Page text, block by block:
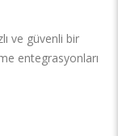
ve güvenli bir
entegrasyonları